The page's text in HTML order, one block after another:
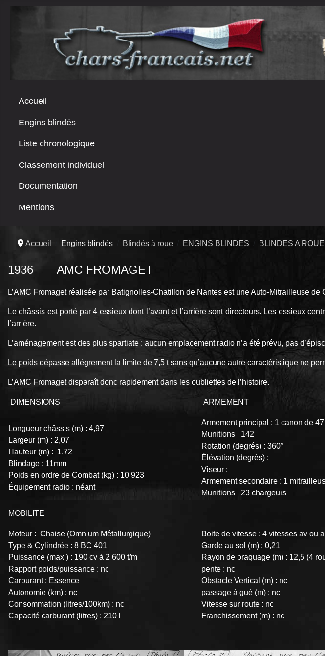
Accueil
Engins blindés
Liste chronologique
Classement individuel
Documentation
Mentions
Accueil Engins blindés Blindés à roue ENGINS BLINDES BLINDES A
1936 AMC FROMAGET
L’AMC Fromaget réalisée par Batignolles-Chatillon de Nantes est une Auto-Mitrailleuse
Le châssis est porté par 4 essieux dont l’avant et l’arrière sont directeurs. Les essieux
l’arrière.
L’aménagement est des plus spartiate : aucun emplacement radio n’a été prévu, pas
Le poids dépasse allégrement la limite de 7,5 t sans qu’aucune autre caractéristique ne
L’AMC Fromaget disparaît donc rapidement dans les oubliettes de l’histoire.
DIMENSIONS ARMEMENT
Longueur châssis (m) : 4,97
Largeur (m) : 2,07
Hauteur (m) : 1,72
Blindage : 11mm
Poids en ordre de Combat (kg) : 10 923
Équipement radio : néant
Armement principal : 1 canon de
Munitions : 142
Rotation (degrés) : 360°
Élévation (degrés) :
Viseur :
Armement secondaire : 1
Munitions : 23 chargeurs
MOBILITE
Moteur : Chaise (Omnium Métallurgique)
Type & Cylindrée : 8 BC 401
Puissance (max.) : 190 cv à 2 600 t/m
Rapport poids/puissance : nc
Carburant : Essence
Autonomie (km) : nc
Consommation (litres/100km) : nc
Capacité carburant (litres) : 210 l
Boite de vitesse : 4 vitesses av ou
Garde au sol (m) : 0,21
Rayon de braquage (m) : 12,5 (4
pente : nc
Obstacle Vertical (m) : nc
passage à gué (m) : nc
Vitesse sur route : nc
Franchissement (m) : nc